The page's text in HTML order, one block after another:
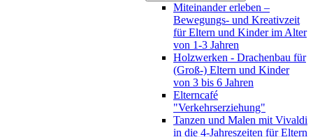
Miteinander erleben –
Bewegungs- und Kreativzeit
für Eltern und Kinder im Alter
von 1-3 Jahren
Holzwerken - Drachenbau für
(Groß-) Eltern und Kinder
von 3 bis 6 Jahren
Elterncafé
"Verkehrserziehung"
Tanzen und Malen mit Vivaldi
in die 4-Jahreszeiten für Eltern